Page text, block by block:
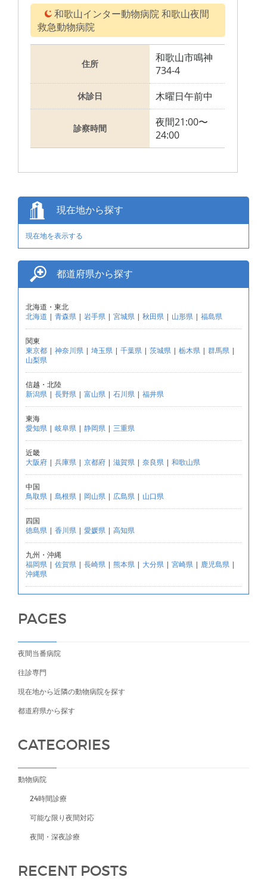
和歌山インター動物病院 和歌山夜間
救急動物病院
住所
和歌山市鳴神
734-4
休診日 木曜日午前中
診察時間
夜間21:00〜
24:00
現在地から探す
現在地を表示する
都道府県から探す
北海道・東北
北海道 | 青森県 | 岩手県 | 宮城県 | 秋田県 | 山形県 | 福島県
関東
東京都 | 神奈川県 | 埼玉県 | 千葉県 | 茨城県 | 栃木県 | 群馬県 |
山梨県
信越・北陸
新潟県 | 長野県 | 富山県 | 石川県 | 福井県
東海
愛知県 | 岐阜県 | 静岡県 | 三重県
近畿
大阪府 | 兵庫県 | 京都府 | 滋賀県 | 奈良県 | 和歌山県
中国
鳥取県 | 島根県 | 岡山県 | 広島県 | 山口県
四国
徳島県 | 香川県 | 愛媛県 | 高知県
九州・沖縄
福岡県 | 佐賀県 | 長崎県 | 熊本県 | 大分県 | 宮崎県 | 鹿児島県 |
沖縄県
PAGES
夜間当番病院
往診専門
現在地から近隣の動物病院を探す
都道府県から探す
CATEGORIES
動物病院
24時間診療
可能な限り夜間対応
夜間・深夜診療
RECENT POSTS